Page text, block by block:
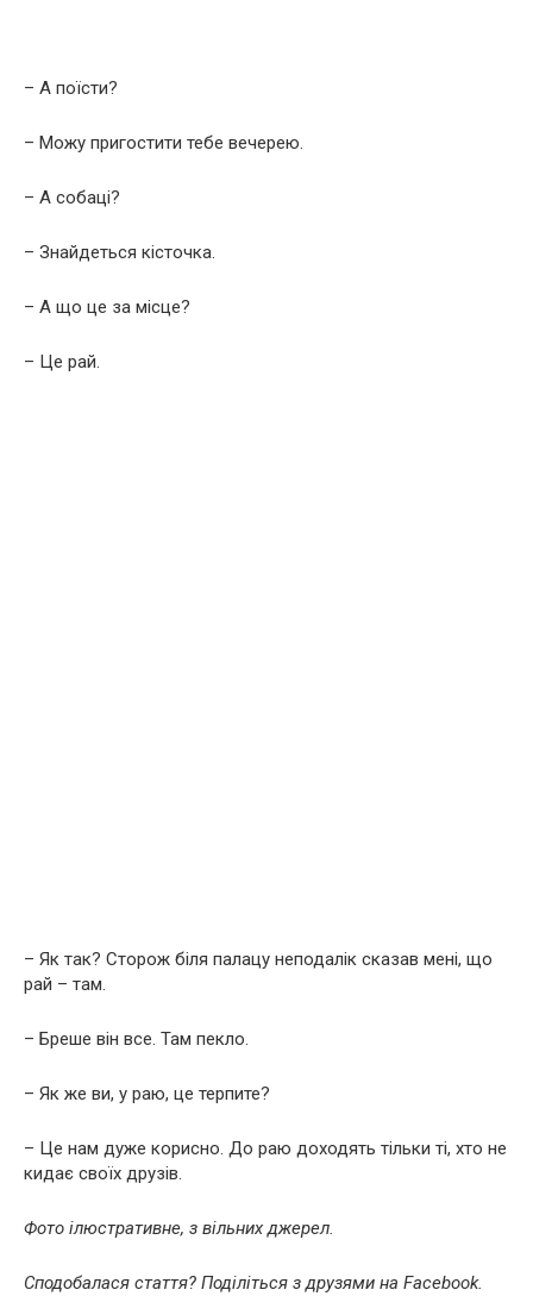
– А поїсти?
– Можу пригостити тебе вечерею.
– А собаці?
– Знайдеться кісточка.
– А що це за місце?
– Це рай.
– Як так? Сторож біля палацу неподалік сказав мені, що
рай – там.
– Бреше він все. Там пекло.
– Як же ви, у раю, це терпите?
– Це нам дуже корисно. До раю доходять тільки ті, хто не
кидає своїх друзів.
Фото ілюстративне, з вільних джерел.
Сподобалася стаття? Поділіться з друзями на Facebook.